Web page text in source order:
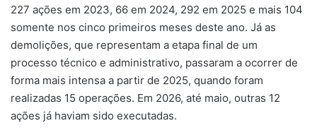
227 ações em 2023, 66 em 2024, 292 em 2025 e mais 104
somente nos cinco primeiros meses deste ano. Já as
demolições, que representam a etapa final de um
processo técnico e administrativo, passaram a ocorrer de
forma mais intensa a partir de 2025, quando foram
realizadas 15 operações. Em 2026, até maio, outras 12
ações já haviam sido executadas.